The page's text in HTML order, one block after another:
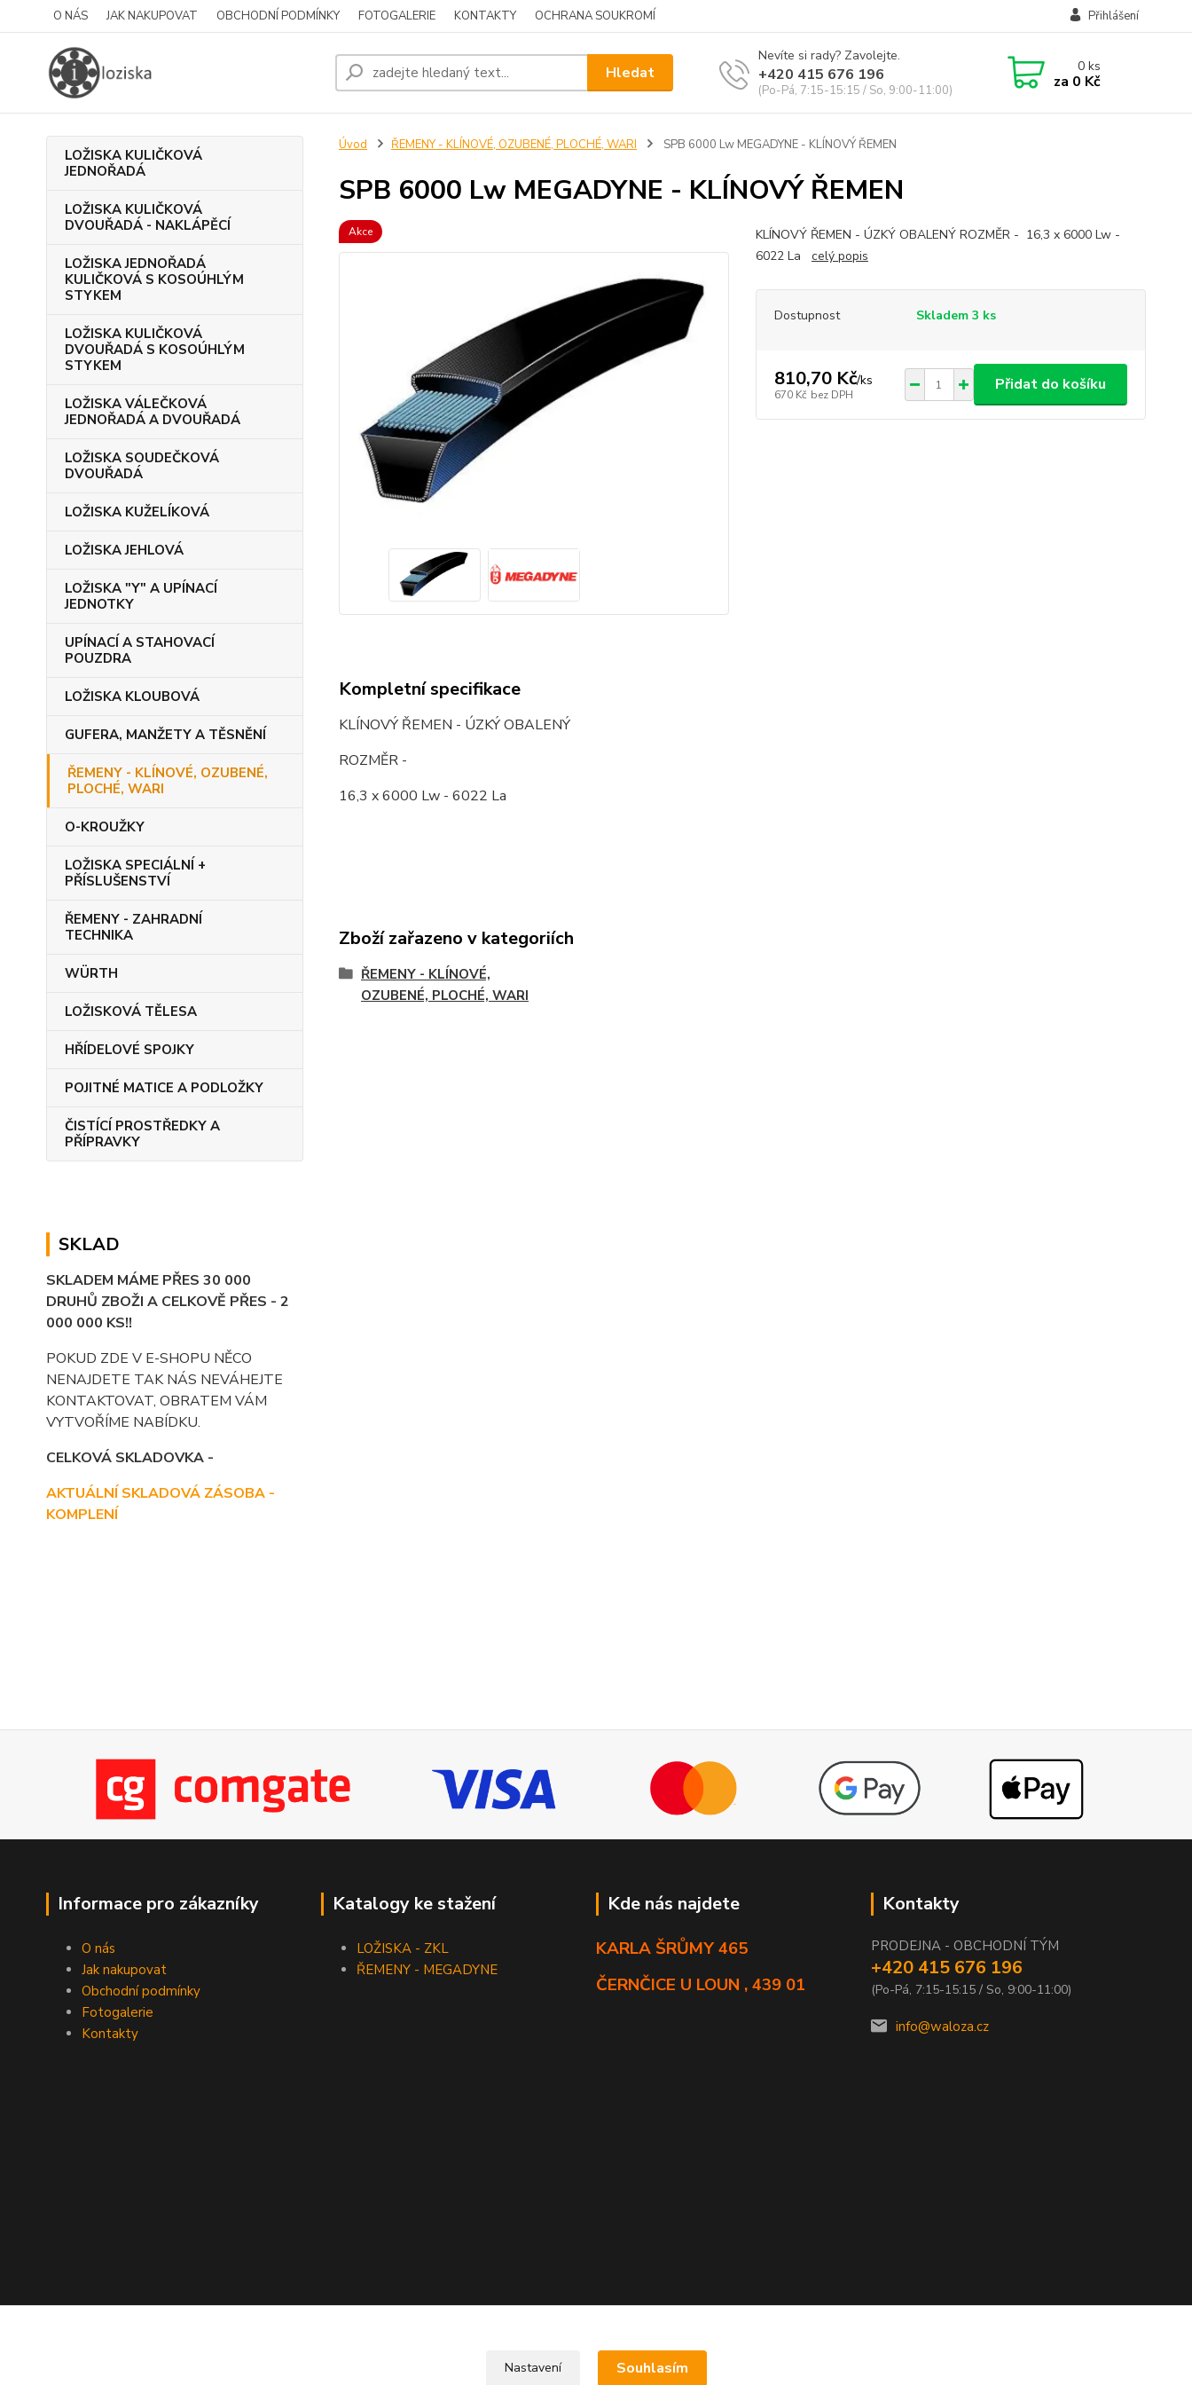
O NÁS JAK NAKUPOVAT OBCHODNÍ PODMÍNKY FOTOGALERIE KONTAKTY OCHRANA SOUKROMÍ Přihlášení
Hledat
Nevíte si rady? Zavolejte.
+420 415 676 196
(Po-Pá, 7:15-15:15 / So, 9:00-11:00)
0ks
za 0 Kč
LOŽISKA KULIČKOVÁ
JEDNOŘADÁ
LOŽISKA KULIČKOVÁ
DVOUŘADÁ - NAKLÁPĚCÍ
LOŽISKA JEDNOŘADÁ
KULIČKOVÁ S KOSOÚHLÝM
STYKEM
LOŽISKA KULIČKOVÁ
DVOUŘADÁ S KOSOÚHLÝM
STYKEM
LOŽISKA VÁLEČKOVÁ
JEDNOŘADÁ A DVOUŘADÁ
LOŽISKA SOUDEČKOVÁ
DVOUŘADÁ
LOŽISKA KUŽELÍKOVÁ
LOŽISKA JEHLOVÁ
LOŽISKA "Y" A UPÍNACÍ
JEDNOTKY
UPÍNACÍ A STAHOVACÍ
POUZDRA
LOŽISKA KLOUBOVÁ
GUFERA, MANŽETY A TĚSNĚNÍ
ŘEMENY - KLÍNOVÉ, OZUBENÉ,
PLOCHÉ, WARI
O-KROUŽKY
LOŽISKA SPECIÁLNÍ +
PŘÍSLUŠENSTVÍ
ŘEMENY - ZAHRADNÍ
TECHNIKA
WÜRTH
LOŽISKOVÁ TĚLESA
HŘÍDELOVÉ SPOJKY
POJITNÉ MATICE A PODLOŽKY
ČISTÍCÍ PROSTŘEDKY A
PŘÍPRAVKY
SKLAD
SKLADEM MÁME PŘES 30 000
DRUHŮ ZBOŽI A CELKOVĚ PŘES - 2
000 000 KS!!
POKUD ZDE V E-SHOPU NĚCO
NENAJDETE TAK NÁS NEVÁHEJTE
KONTAKTOVAT, OBRATEM VÁM
VYTVOŘÍME NABÍDKU.
CELKOVÁ SKLADOVKA -
AKTUÁLNÍ SKLADOVÁ ZÁSOBA -
KOMPLENÍ
Úvod ŘEMENY - KLÍNOVÉ, OZUBENÉ, PLOCHÉ, WARI SPB 6000 Lw MEGADYNE - KLÍNOVÝ ŘEMEN
SPB 6000 Lw MEGADYNE - KLÍNOVÝ ŘEMEN
Akce
KLÍNOVÝ ŘEMEN - ÚZKÝ OBALENÝ ROZMĚR - 16,3 x 6000 Lw -
6022 La celý popis
Dostupnost Skladem 3 ks
810,70 Kč/ks
670 Kč bez DPH
Přidat do košíku
Kompletní specifikace
KLÍNOVÝ ŘEMEN - ÚZKÝ OBALENÝ
ROZMĚR -
16,3 x 6000 Lw - 6022 La
Zboží zařazeno v kategoriích
ŘEMENY - KLÍNOVÉ,
OZUBENÉ, PLOCHÉ, WARI
Informace pro zákazníky
O nás
Jak nakupovat
Obchodní podmínky
Fotogalerie
Kontakty
Katalogy ke stažení
LOŽISKA - ZKL
ŘEMENY - MEGADYNE
Kde nás najdete
KARLA ŠRŮMY 465
ČERNČICE U LOUN , 439 01
Kontakty
PRODEJNA - OBCHODNÍ TÝM
+420 415 676 196
(Po-Pá, 7:15-15:15 / So, 9:00-11:00)
info@waloza.cz
Nastavení Souhlasím